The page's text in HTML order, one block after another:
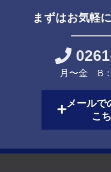
まずはお気軽
月〜金 8
メールで
こ